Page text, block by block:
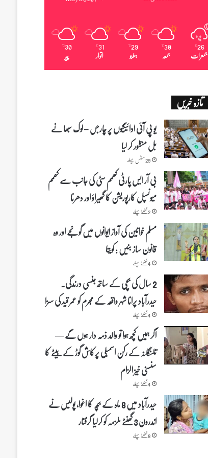
26
℃
جمعرات
30
℃
جمعہ
29
℃
ہفتہ
31
℃
اتوار
30
℃
پیر
تازہ خبریں
یو پی آئی ادائیگیوں پر چارجس – لوک سبھا نے
بل منظور کر لیا
29 منٹس پہلے
بی آر ایس پارٹی کھمم سٹی کی جانب سے کھمم
میونسپل کارپوریشن کا گھیراؤ اور دھرنا
2 گھنٹے پہلے
مسلم خواتین کی آواز ایوانوں میں گونجے اور وہ
قانون ساز بنیں : کویتا
4 گھنٹے پہلے
2 سال کی بچی کے ساتھ جنسی درندگی۔
حیدرآباد پرانا شہر واقعہ کے مجرم کو عمر قید کی سزا
4 گھنٹے پہلے
اگر ہمیں کچھ ہوا تو والد ذمہ دار ہوں گے —
تلنگانہ کے رکن اسمبلی پرکاش گوڑ کے بیٹے کا
سنسنی خیز الزام
4 گھنٹے پہلے
حیدرآباد میں 8 ماہ کے بچہ کا اغوا، پولیس نے
اندرون 3 گھنٹے ملزمہ کو کرلیا گرفتار
8 گھنٹے پہلے